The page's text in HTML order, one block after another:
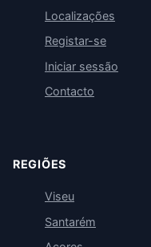
Localizações
Registar-se
Iniciar sessão
Contacto
REGIÕES
Viseu
Santarém